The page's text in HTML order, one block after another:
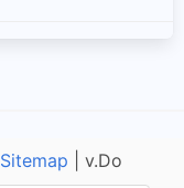
Sitemap | v.Do